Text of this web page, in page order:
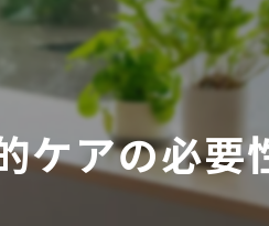
ケアハウ
24時間
ケアの必要